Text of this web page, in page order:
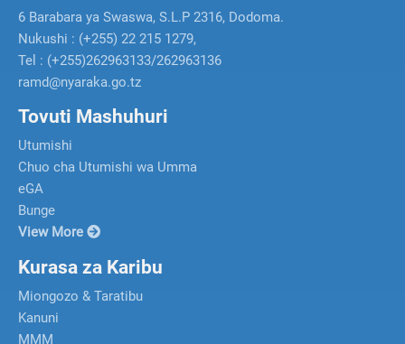
6 Barabara ya Swaswa, S.L.P 2316, Dodoma.
Nukushi : (+255) 22 215 1279,
Tel : (+255)262963133/262963136
ramd@nyaraka.go.tz
Tovuti Mashuhuri
Utumishi
Chuo cha Utumishi wa Umma
eGA
Bunge
View More
Kurasa za Karibu
Miongozo & Taratibu
Kanuni
MMM